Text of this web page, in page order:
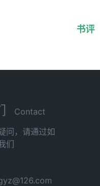
书评
Contact
问，请通过如
们